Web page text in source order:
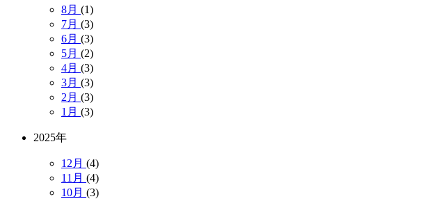
8月 (1)
7月 (3)
6月 (3)
5月 (2)
4月 (3)
3月 (3)
2月 (3)
1月 (3)
2025年
12月 (4)
11月 (4)
10月 (3)